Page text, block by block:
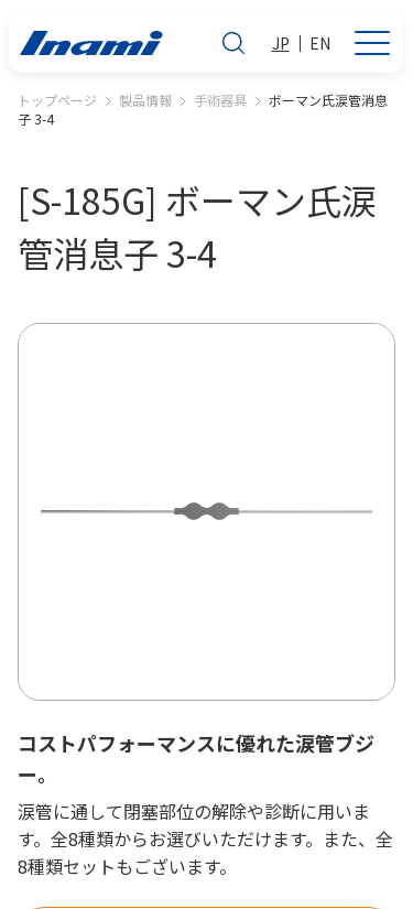
JP EN
トップページ 製品情報 手術器具
ボーマン氏涙管消息
子 3-4
[S-185G] ボーマン氏涙
管消息子 3-4
コストパフォーマンスに優れた涙管ブジ
ー。
涙管に通して閉塞部位の解除や診断に用いま
す。全8種類からお選びいただけます。また、全
8種類セットもございます。